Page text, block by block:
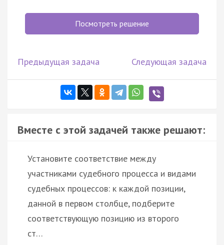
Посмотреть решение
Предыдущая задача Следующая задача
Вместе с этой задачей также решают:
Установите соответствие между
участниками судебного процесса и видами
судебных процессов: к каждой позиции,
данной в первом столбце, подберите
соответствующую позицию из второго
ст…